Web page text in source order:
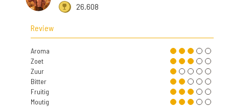
26.608
Review
Aroma
Zoet
Zuur
Bitter
Fruitig
Moutig